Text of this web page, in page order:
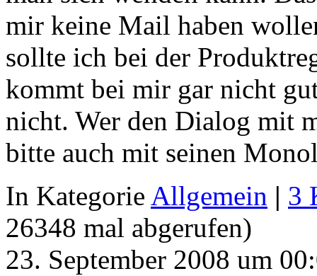
mir keine Mail haben
sollte ich bei der
kommt bei mir gar nicht
nicht. Wer den Dialog mit
bitte auch mit seinen
In Kategorie Allgemein | 3
26348 mal abgerufen)
23. September 2008 um